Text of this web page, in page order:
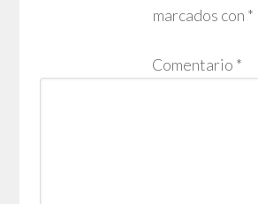
marcados con *
Comentario *